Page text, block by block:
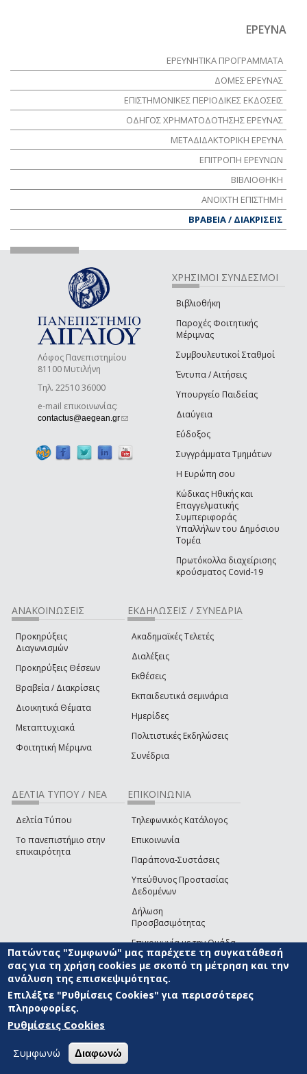
ΕΡΕΥΝΑ
ΕΡΕΥΝΗΤΙΚΑ ΠΡΟΓΡΑΜΜΑΤΑ
ΔΟΜΕΣ ΕΡΕΥΝΑΣ
ΕΠΙΣΤΗΜΟΝΙΚΕΣ ΠΕΡΙΟΔΙΚΕΣ ΕΚΔΟΣΕΙΣ
ΟΔΗΓΟΣ ΧΡΗΜΑΤΟΔΟΤΗΣΗΣ ΕΡΕΥΝΑΣ
ΜΕΤΑΔΙΔΑΚΤΟΡΙΚΗ ΕΡΕΥΝΑ
ΕΠΙΤΡΟΠΗ ΕΡΕΥΝΩΝ
ΒΙΒΛΙΟΘΗΚΗ
ΑΝΟΙΧΤΗ ΕΠΙΣΤΗΜΗ
ΒΡΑΒΕΙΑ / ΔΙΑΚΡΙΣΕΙΣ
Λόφος Πανεπιστημίου
81100 Μυτιλήνη
Τηλ. 22510 36000
e-mail επικοινωνίας:
contactus@aegean.gr(link sends e-mail)
ΧΡΗΣΙΜΟΙ ΣΥΝΔΕΣΜΟΙ
Βιβλιοθήκη
Παροχές Φοιτητικής
Μέριμνας
Συμβουλευτικοί Σταθμοί
Έντυπα / Αιτήσεις
Υπουργείο Παιδείας
Διαύγεια
Εύδοξος
Συγγράμματα Τμημάτων
Η Ευρώπη σου
Κώδικας Ηθικής και
Επαγγελματικής
Συμπεριφοράς
Υπαλλήλων του Δημόσιου
Τομέα
Πρωτόκολλα διαχείρισης
κρούσματος Covid-19
ΑΝΑΚΟΙΝΩΣΕΙΣ
Προκηρύξεις
Διαγωνισμών
Προκηρύξεις Θέσεων
Βραβεία / Διακρίσεις
Διοικητικά Θέματα
Μεταπτυχιακά
Φοιτητική Μέριμνα
ΕΚΔΗΛΩΣΕΙΣ / ΣΥΝΕΔΡΙΑ
Ακαδημαϊκές Τελετές
Διαλέξεις
Εκθέσεις
Εκπαιδευτικά σεμινάρια
Ημερίδες
Πολιτιστικές Εκδηλώσεις
Συνέδρια
ΔΕΛΤΙΑ ΤΥΠΟΥ / ΝΕΑ
Δελτία Τύπου
Το πανεπιστήμιο στην
επικαιρότητα
ΕΠΙΚΟΙΝΩΝΙΑ
Τηλεφωνικός Κατάλογος
Επικοινωνία
Παράπονα-Συστάσεις
Υπεύθυνος Προστασίας
Δεδομένων
Δήλωση
Προσβασιμότητας
Επικοινωνία με την Ομάδα
Ανάπτυξης του site(link sends e-mail)
© ΠΑΝΕΠΙΣΤΗΜΙΟ ΑΙΓΑΙΟΥ ΟΡΟΙ ΧΡΗΣΗΣ
ΑΝΑΠΤΥΞΗΣ
Πατώντας "Συμφωνώ" μας παρέχετε τη συγκατάθεσή
σας για τη χρήση cookies με σκοπό τη μέτρηση και την
ανάλυση της επισκεψιμότητας.
Επιλέξτε "Ρυθμίσεις Cookies" για περισσότερες
πληροφορίες.
Ρυθμίσεις Cookies
Συμφωνώ Διαφωνώ